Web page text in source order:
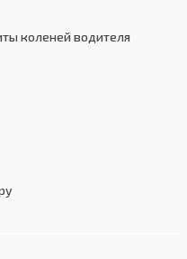
коленей водителя